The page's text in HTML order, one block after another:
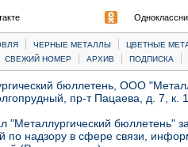
| ЧЕРНЫЕ МЕТАЛЛЫ |
ЦВЕТНЫЕ
СВЕЖИЙ НОМЕР | АРХИВ | ПОДПИСКА |
бюллетень, ООО
пр-т Пацаева, д. 7,
бюллетень"
по надзору в сфере связи,